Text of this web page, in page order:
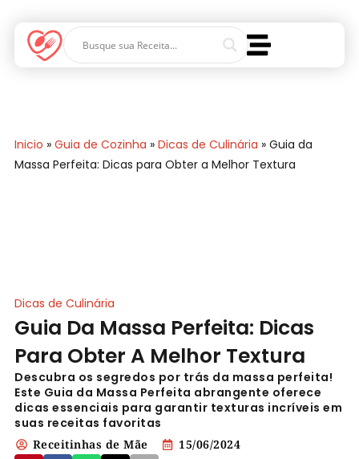
Inicio » Guia de Cozinha » Dicas de Culinária » Guia da
Massa Perfeita: Dicas para Obter a Melhor Textura
Dicas de Culinária
Guia Da Massa Perfeita: Dicas
Para Obter A Melhor Textura
Descubra os segredos por trás da massa perfeita!
Este Guia da Massa Perfeita abrangente oferece
dicas essenciais para garantir texturas incríveis em
suas receitas favoritas
Receitinhas de Mãe 15/06/2024